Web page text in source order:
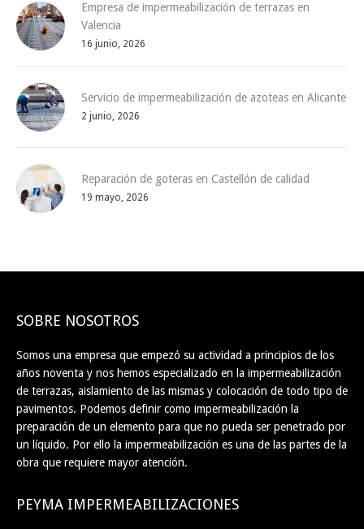
Empresa de impermeabilización de terrazas en
Valencia
16 junio, 2026
Servicio de impermeabilización de azoteas en Alicante
2 junio, 2026
Reparación de goteras en Castellón de calidad
19 mayo, 2026
SOBRE NOSOTROS
Somos una empresa que empezó su actividad a principios de los
años noventa y nos hemos especializado en la impermeabilización
de terrazas, aislamiento de las mismas y colocación de todo tipo de
pavimentos. Podemos definir como impermeabilización la
preparación de un elemento para que no pueda ser penetrado por
un líquido. Por ello la impermeabilización es una de las partes de la
obra que requiere mayor atención.
PEYMA IMPERMEABILIZACIONES